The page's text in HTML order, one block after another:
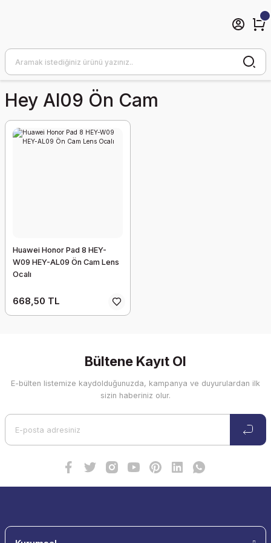
Hey Al09 Ön Cam
Huawei Honor Pad 8 HEY-
W09 HEY-AL09 Ön Cam Lens
Ocalı
668,50 TL
Bültene Kayıt Ol
E-bülten listemize kaydolduğunuzda, kampanya ve duyurulardan ilk
sizin haberiniz olur.